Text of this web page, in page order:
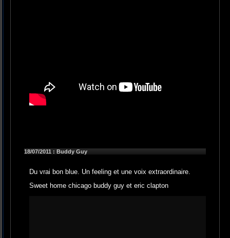
18/07/2011 : Buddy Guy
Du vrai bon blue. Un feeling et une voix extraordinaire.
Sweet home chicago buddy guy et eric clapton